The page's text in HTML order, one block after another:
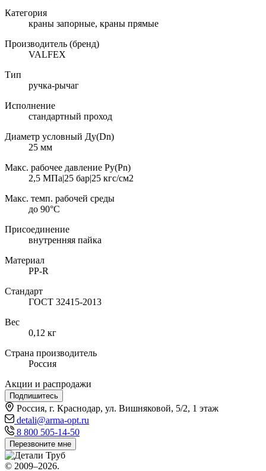
Категория
краны запорные, краны прямые
Производитель (бренд)
VALFEX
Тип
ручка-рычаг
Исполнение
стандартный проход
Диаметр условный Ду(Dn)
25 мм
Макс. рабочее давление Ру(Pn)
2,5 МПа|25 бар|25 кгс/см2
Макс. темп. рабочей среды
до 90°С
Присоединение
внутренняя пайка
Материал
PP-R
Стандарт
ГОСТ 32415-2013
Вес
0,12 кг
Страна производитель
Россия
Акции и распродажи
Подпишитесь
Россия, г. Краснодар, ул. Вишняковой, 5/2, 1 этаж
detali@arma-opt.ru
8 800 505-14-50
Перезвоните мне
© 2009–2026.